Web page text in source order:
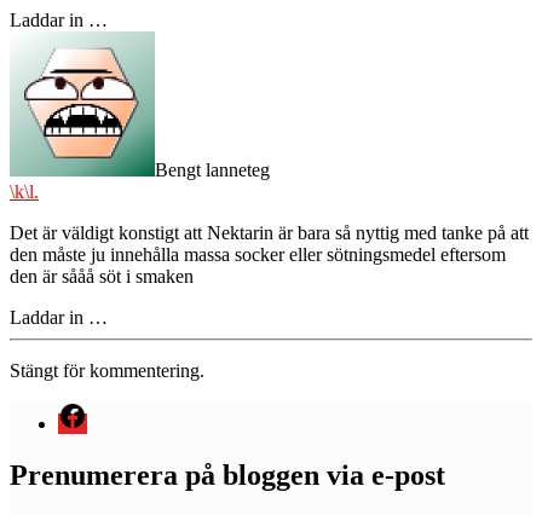
Laddar in …
Bengt lanneteg
\k\l.
Det är väldigt konstigt att Nektarin är bara så nyttig med tanke på att
den måste ju innehålla massa socker eller sötningsmedel eftersom
den är sååå söt i smaken
Laddar in …
Stängt för kommentering.
Menyval
Prenumerera på bloggen via e-post